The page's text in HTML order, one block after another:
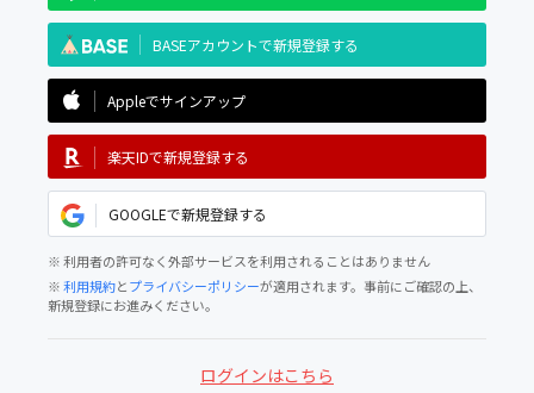
BASEアカウントで新規登録する
Appleでサインアップ
楽天IDで新規登録する
GOOGLEで新規登録する
※ 利用者の許可なく外部サービスを利用されることはありません
※利用規約とプライバシーポリシーが適用されます。事前にご確認の上、
新規登録にお進みください。
ログインはこちら